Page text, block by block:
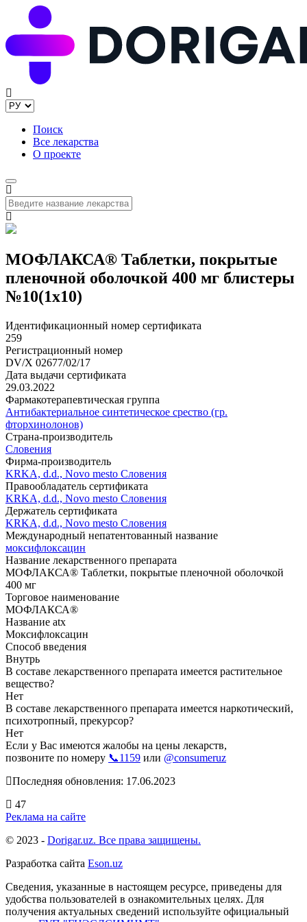
Поиск
Все лекарства
О проекте
МОФЛАКСА® Таблетки, покрытые
пленочной оболочкой 400 мг блистеры
№10(1x10)
Идентификационный номер сертификата
259
Регистрационный номер
DV/X 02677/02/17
Дата выдачи сертификата
29.03.2022
Фармакотерапевтическая группа
Антибактериальное синтетическое срество (гр.
фторхинолонов)
Страна-производитель
Словения
Фирма-производитель
KRKA, d.d., Novo mesto Словения
Правообладатель сертификата
KRKA, d.d., Novo mesto Словения
Держатель сертификата
KRKA, d.d., Novo mesto Словения
Международный непатентованный название
моксифлоксацин
Название лекарственного препарата
МОФЛАКСА® Таблетки, покрытые пленочной оболочкой
400 мг
Торговое наименование
МОФЛАКСА®
Название atx
Моксифлоксацин
Способ введения
Внутрь
В составе лекарственного препарата имеется растительное
вещество?
Нет
В составе лекарственного препарата имеется наркотический,
психотропный, прекурсор?
Нет
Если у Вас имеются жалобы на цены лекарств,
позвоните по номеру 📞1159 или @consumeruz
Последняя обновления: 17.06.2023
47
Реклама на сайте
© 2023 - Dorigar.uz. Все права защищены.
Разработка сайта Eson.uz
Сведения, указанные в настоящем ресурсе, приведены для
удобства пользователей в ознакомительных целях. Для
получения актуальных сведений используйте официальный